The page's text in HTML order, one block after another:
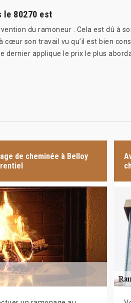
le 80270 est
du ramoneur . Cela est dû à
son travail vu qu’il est bien
applique le prix le plus
de cheminée à Belloy